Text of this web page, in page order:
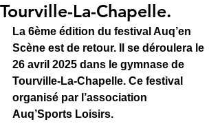
Tourville-La-Chapelle.
La 6ème édition du festival Auq’en
Scène est de retour. Il se déroulera le
26 avril 2025 dans le gymnase de
Tourville-La-Chapelle. Ce festival
organisé par l’association
Auq’Sports Loisirs.